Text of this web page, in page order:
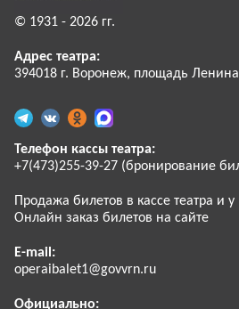
© 1931 - 2026 гг.
Адрес театра:
394018 г. Воронеж, площадь
Телефон кассы театра:
+7(473)255-39-27 (бронирование
Продажа билетов в кассе театра и
Онлайн заказ билетов на сайте
E-mail:
operaibalet1@govvrn.ru
Официально: